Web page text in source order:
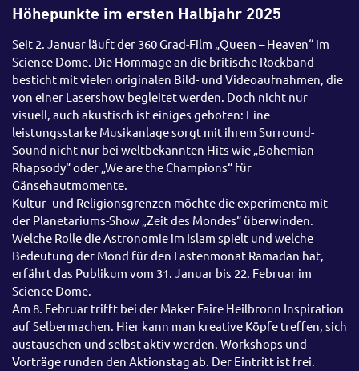
Höhepunkte im ersten Halbjahr 2025
Seit 2. Januar läuft der 360 Grad-Film „Queen – Heaven“ im
Science Dome. Die Hommage an die britische Rockband
besticht mit vielen originalen Bild- und Videoaufnahmen, die
von einer Lasershow begleitet werden. Doch nicht nur
visuell, auch akustisch ist einiges geboten: Eine
leistungsstarke Musikanlage sorgt mit ihrem Surround-
Sound nicht nur bei weltbekannten Hits wie „Bohemian
Rhapsody“ oder „We are the Champions“ für
Gänsehautmomente.
Kultur- und Religionsgrenzen möchte die experimenta mit
der Planetariums-Show „Zeit des Mondes“ überwinden.
Welche Rolle die Astronomie im Islam spielt und welche
Bedeutung der Mond für den Fastenmonat Ramadan hat,
erfährt das Publikum vom 31. Januar bis 22. Februar im
Science Dome.
Am 8. Februar trifft bei der Maker Faire Heilbronn Inspiration
auf Selbermachen. Hier kann man kreative Köpfe treffen, sich
austauschen und selbst aktiv werden. Workshops und
Vorträge runden den Aktionstag ab. Der Eintritt ist frei.